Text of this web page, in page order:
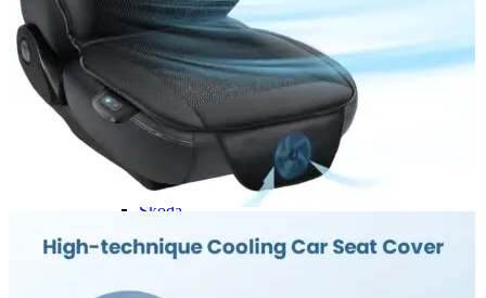
Navigație Mercedes W204
Navigație Mercedes W211
Navigație Mercedes Sprinter
Passat
Navigație Passat B5
Navigație Passat B5 5
Navigație Passat B6
Navigație Passat B7
Navigație Passat B8
Navigație Passat CC
Skoda
Navigație Skoda Fabia 2